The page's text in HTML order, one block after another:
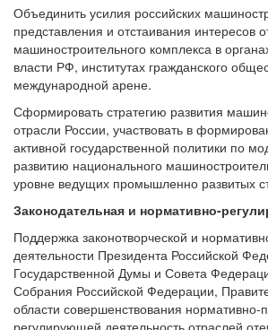
Объединить усилия российских
представления и отстаивания интересов
машиностроительного комплекса в
власти РФ, институтах гражданского
международной арене.
Сформировать стратегию развития
отрасли России, участвовать в
активной государственной политики по
развитию национального
уровне ведущих промышленно развитых
Законодательная и нормативно-
Поддержка законотворческой и
деятельности Президента Российской
Государственной Думы и Совета
Собрания Российской Федерации,
области совершенствования нормативно-
регулирующей деятельность отраслей